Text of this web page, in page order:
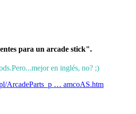
para un arcade stick".
en inglés, no? ;)
ArcadeParts_p … amcoAS.htm